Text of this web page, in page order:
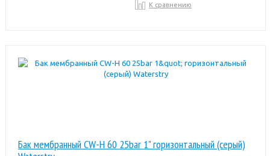
К сравнению
Бак мембранный CW-Н 60 25bar 1" горизонтальный (серый)